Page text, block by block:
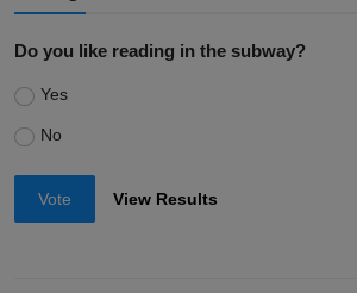
Do you like reading in the subway?
Yes
No
Vote View Results